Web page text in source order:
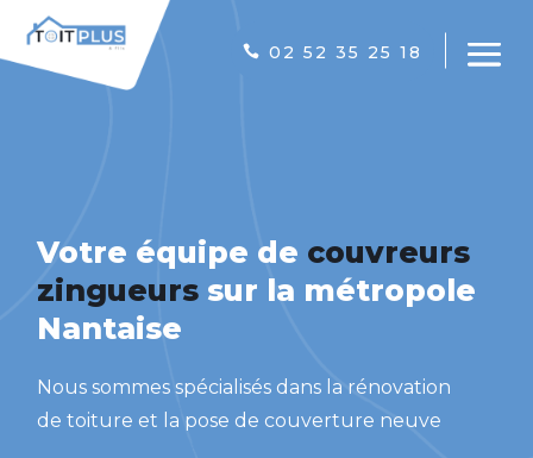
02 52 35 25 18
Votre équipe de couvreurs
zingueurs sur la métropole
Nantaise
Nous sommes spécialisés dans la rénovation
de toiture et la pose de couverture neuve